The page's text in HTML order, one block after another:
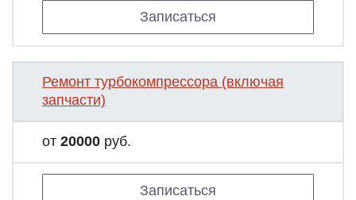
Записаться
Ремонт турбокомпрессора (включая
запчасти)
от 20000 руб.
Записаться